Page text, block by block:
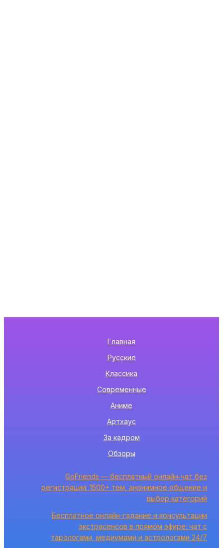
Главная
Русские
Классика
Современные
Аниме
Артхаус
За кадром
Обзоры
GoFriends — бесплатный онлайн‑чат без
регистрации: 1500+ тем, анонимное общение и
выбор категорий
Бесплатное онлайн-гадание и консультации
экстрасенсов в прямом эфире: чат с
тарологами, медиумами и астрологами 24/7